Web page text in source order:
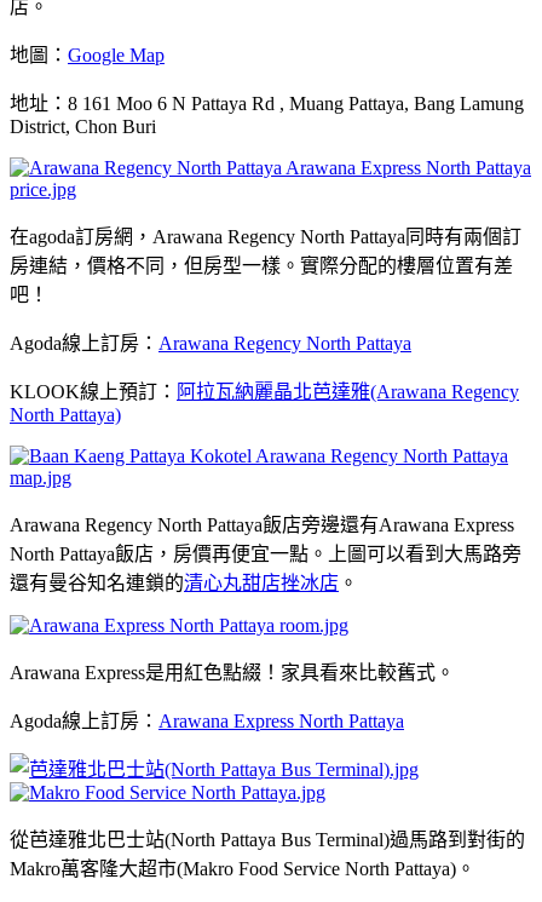
店。
地圖： Google Map
地址：8 161 Moo 6 N Pattaya Rd , Muang Pattaya, Bang Lamung
District, Chon Buri
在agoda訂房網，Arawana Regency North Pattaya同時有兩個訂
房連結，價格不同，但房型一樣。實際分配的樓層位置有差
吧！
Agoda線上訂房： Arawana Regency North Pattaya
KLOOK線上預訂： 阿拉瓦納麗晶北芭達雅(Arawana Regency
North Pattaya)
Arawana Regency North Pattaya飯店旁邊還有Arawana Express
North Pattaya飯店，房價再便宜一點。上圖可以看到大馬路旁
還有曼谷知名連鎖的清心丸甜店挫冰店 。
Arawana Express是用紅色點綴！家具看來比較舊式。
Agoda線上訂房： Arawana Express North Pattaya
從芭達雅北巴士站(North Pattaya Bus Terminal)過馬路到對街的
Makro萬客隆大超市(Makro Food Service North Pattaya)。